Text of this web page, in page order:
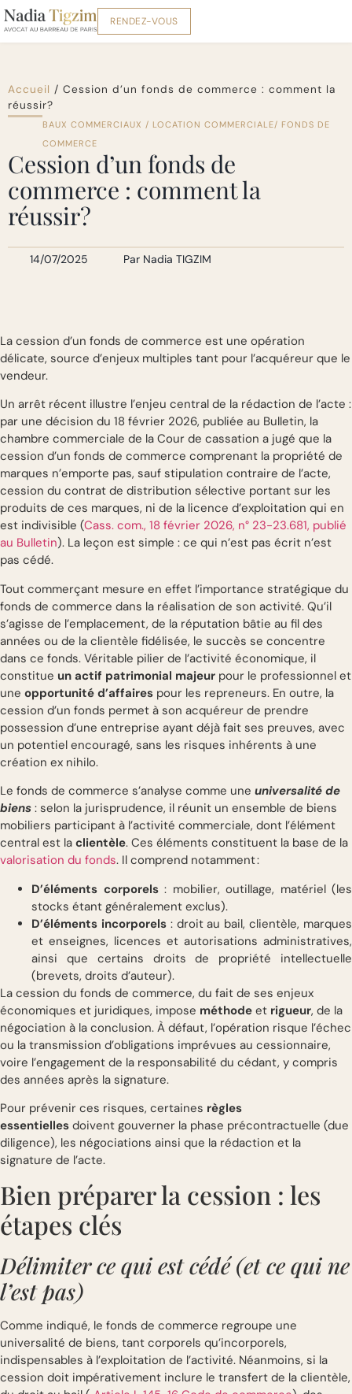
RENDEZ-VOUS
Accueil / Cession d’un fonds de commerce : comment la
réussir?
BAUX COMMERCIAUX / LOCATION COMMERCIALE/ FONDS DE
COMMERCE
Cession d’un fonds de
commerce : comment la
réussir?
14/07/2025 Par Nadia TIGZIM
La cession d’un fonds de commerce est une opération
délicate, source d’enjeux multiples tant pour l’acquéreur que le
vendeur.
Un arrêt récent illustre l’enjeu central de la rédaction de l’acte :
par une décision du 18 février 2026, publiée au Bulletin, la
chambre commerciale de la Cour de cassation a jugé que la
cession d’un fonds de commerce comprenant la propriété de
marques n’emporte pas, sauf stipulation contraire de l’acte,
cession du contrat de distribution sélective portant sur les
produits de ces marques, ni de la licence d’exploitation qui en
est indivisible (Cass. com., 18 février 2026, n° 23-23.681, publié
au Bulletin). La leçon est simple : ce qui n’est pas écrit n’est
pas cédé.
Tout commerçant mesure en effet l’importance stratégique du
fonds de commerce dans la réalisation de son activité. Qu’il
s’agisse de l’emplacement, de la réputation bâtie au fil des
années ou de la clientèle fidélisée, le succès se concentre
dans ce fonds. Véritable pilier de l’activité économique, il
constitue un actif patrimonial majeur pour le professionnel et
une opportunité d’affaires pour les repreneurs. En outre, la
cession d’un fonds permet à son acquéreur de prendre
possession d’une entreprise ayant déjà fait ses preuves, avec
un potentiel encouragé, sans les risques inhérents à une
création ex nihilo.
Le fonds de commerce s’analyse comme une universalité de
biens : selon la jurisprudence, il réunit un ensemble de biens
mobiliers participant à l’activité commerciale, dont l’élément
central est la clientèle. Ces éléments constituent la base de la
valorisation du fonds. Il comprend notamment :
D’éléments corporels: mobilier, outillage, matériel (les
stocks étant généralement exclus).
D’éléments incorporels: droit au bail, clientèle, marques
et enseignes, licences et autorisations administratives,
ainsi que certains droits de propriété intellectuelle
(brevets, droits d’auteur).
La cession du fonds de commerce, du fait de ses enjeux
économiques et juridiques, impose méthode et rigueur, de la
négociation à la conclusion. À défaut, l’opération risque l’échec
ou la transmission d’obligations imprévues au cessionnaire,
voire l’engagement de la responsabilité du cédant, y compris
des années après la signature.
Pour prévenir ces risques, certaines règles
essentielles doivent gouverner la phase précontractuelle (due
diligence), les négociations ainsi que la rédaction et la
signature de l’acte.
Bien préparer la cession : les
étapes clés
Délimiter ce qui est cédé (et ce qui ne
l’est pas)
Comme indiqué, le fonds de commerce regroupe une
universalité de biens, tant corporels qu’incorporels,
indispensables à l’exploitation de l’activité. Néanmoins, si la
cession doit impérativement inclure le transfert de la clientèle,